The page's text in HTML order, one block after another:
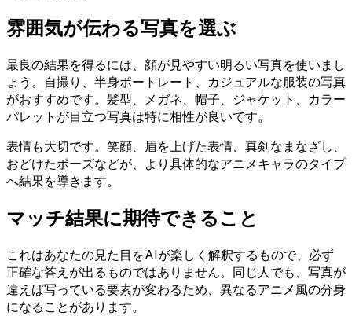
雰囲気が伝わる写真を選ぶ
最良の結果を得るには、顔が見やすい明るい写真を使いまし
ょう。自撮り、半身ポートレート、カジュアルな服装の写真
がおすすめです。髪型、メガネ、帽子、ジャケット、カラー
パレットが目立つ写真は特に相性が良いです。
表情も大切です。笑顔、眉を上げた表情、真剣なまなざし、
おどけたポーズなどが、より具体的なアニメキャラのタイプ
へ結果を導きます。
マッチ結果に期待できること
これはあなたの見た目をAIが楽しく解釈するもので、必ず
正確な答えが出るものではありません。同じ人でも、写真が
違えば写っている要素が変わるため、異なるアニメ風の分身
になることがあります。